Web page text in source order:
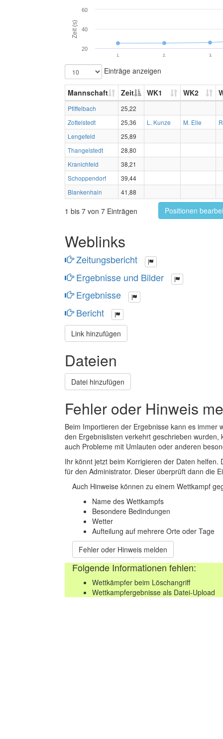
Zeit (s)
1. 2. 3.
20
40
60
Einträge anzeigen
Mannschaft Zeit WK1 WK2
Pfiffelbach
25,22
Zottelstedt
25,36 L. Kunze M. Elle
Lengefeld
25,89
Thangelstedt
28,80
Kranichfeld
38,21
Schoppendorf
39,44
Blankenhain
41,88
1 bis 7 von 7 Einträgen Positionen
Weblinks
Zeitungsbericht
Ergebnisse und Bilder
Ergebnisse
Bericht
Link hinzufügen
Dateien
Datei hinzufügen
Fehler oder Hinweis
Beim Importieren der Ergebnisse kann es
den Ergebnislisten verkehrt geschrieben
auch Probleme mit Umlauten oder anderen
Ihr könnt jetzt beim Korrigieren der Daten
für den Administrator. Dieser überprüft dann die
Auch Hinweise können zu einem Wettkampf
Name des Wettkampfs
Besondere Bedindungen
Wetter
Aufteilung auf mehrere Orte oder Tage
Fehler oder Hinweis melden
Folgende Informationen fehlen:
Wettkämpfer beim Löschangriff
Wettkampfergebnisse als Datei-Upload